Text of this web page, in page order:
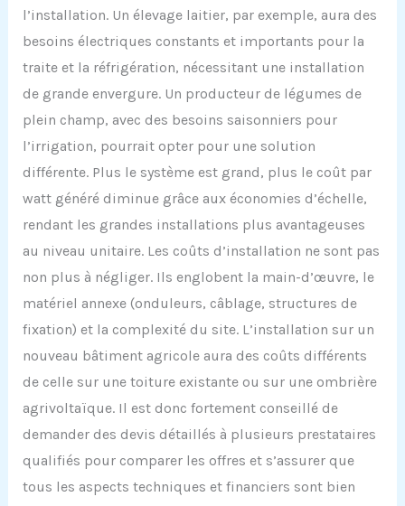
l’installation. Un élevage laitier, par exemple, aura des
besoins électriques constants et importants pour la
traite et la réfrigération, nécessitant une installation
de grande envergure. Un producteur de légumes de
plein champ, avec des besoins saisonniers pour
l’irrigation, pourrait opter pour une solution
différente. Plus le système est grand, plus le coût par
watt généré diminue grâce aux économies d’échelle,
rendant les grandes installations plus avantageuses
au niveau unitaire. Les coûts d’installation ne sont pas
non plus à négliger. Ils englobent la main-d’œuvre, le
matériel annexe (onduleurs, câblage, structures de
fixation) et la complexité du site. L’installation sur un
nouveau bâtiment agricole aura des coûts différents
de celle sur une toiture existante ou sur une ombrière
agrivoltaïque. Il est donc fortement conseillé de
demander des devis détaillés à plusieurs prestataires
qualifiés pour comparer les offres et s’assurer que
tous les aspects techniques et financiers sont bien